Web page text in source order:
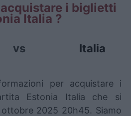
i biglietti
Italia ?
vs Italia
per acquistare i
Estonia Italia che si
2025 20h45. Siamo